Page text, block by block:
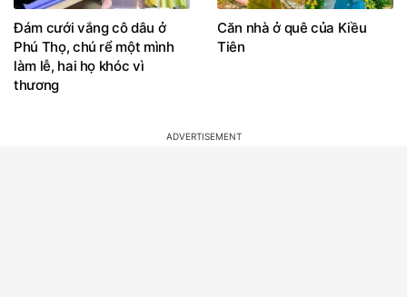
Đám cưới vắng cô dâu ở
Phú Thọ, chú rể một mình
làm lễ, hai họ khóc vì
thương
Căn nhà ở quê của Kiều
Tiên